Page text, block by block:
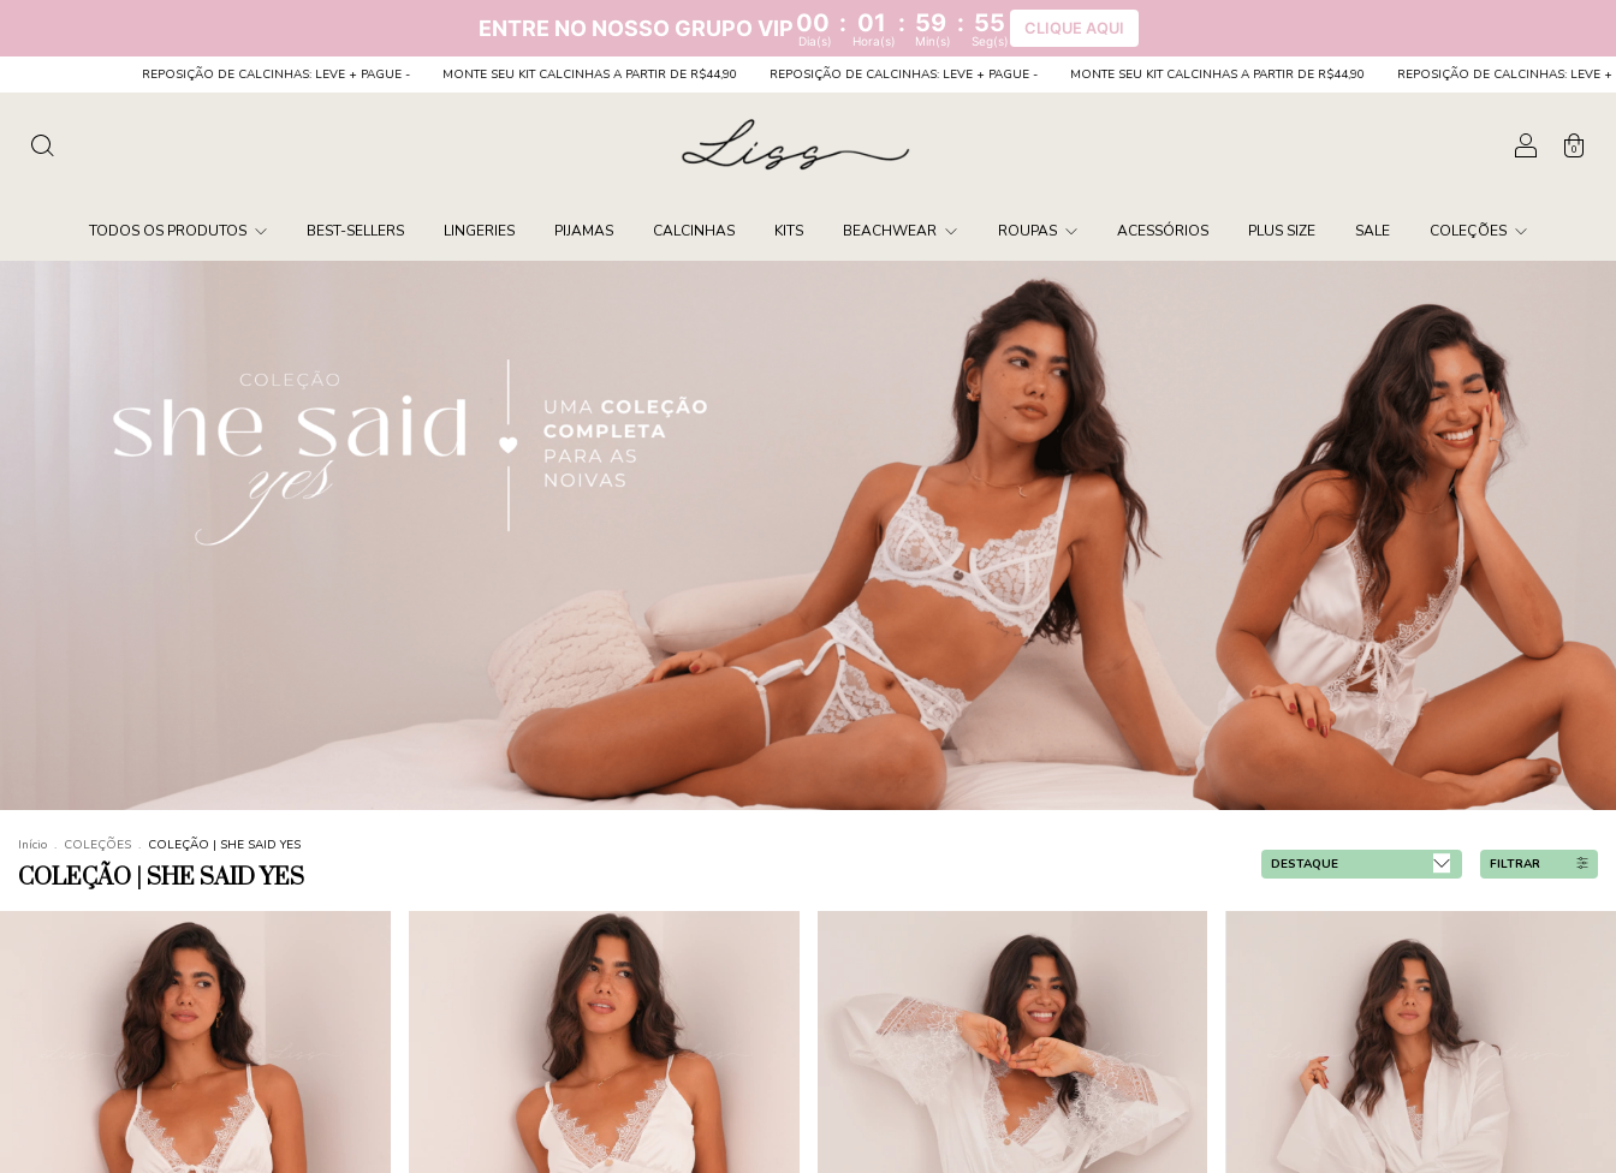
ENTRE NO NOSSO GRUPO VIP00 : 01 : 59 : 53
Dia(s) Hora(s) Min(s) Seg(s)
CLIQUE AQUI
DE CALCINHAS: LEVE + PAGUE - MONTE SEU KIT CALCINHAS A PARTIR DE R$44,90 REPOSIÇÃO DE CALCINHAS: LEVE + PAGUE - MONTE SEU KIT CALCINHAS A PARTIR DE R$44,90 REPOSIÇÃO DE CALCINHAS: LEVE + PAGUE - MONTE SEU KIT
0
TODOS OS PRODUTOS BEST-SELLERS LINGERIES PIJAMAS CALCINHAS KITS BEACHWEAR ROUPAS ACESSÓRIOS PLUS SIZE SALE COLEÇÕES
Início . COLEÇÕES . COLEÇÃO | SHE SAID YES
COLEÇÃO | SHE SAID YES FILTRAR